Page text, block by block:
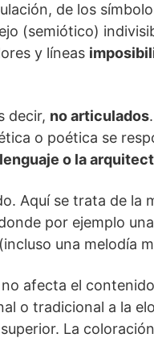
de los
(semiótico)
y líneas
decir, no articulados
o poética se
lenguaje o la
Aquí se trata de la
por ejemplo
una melodía
afecta el
o tradicional a la
La